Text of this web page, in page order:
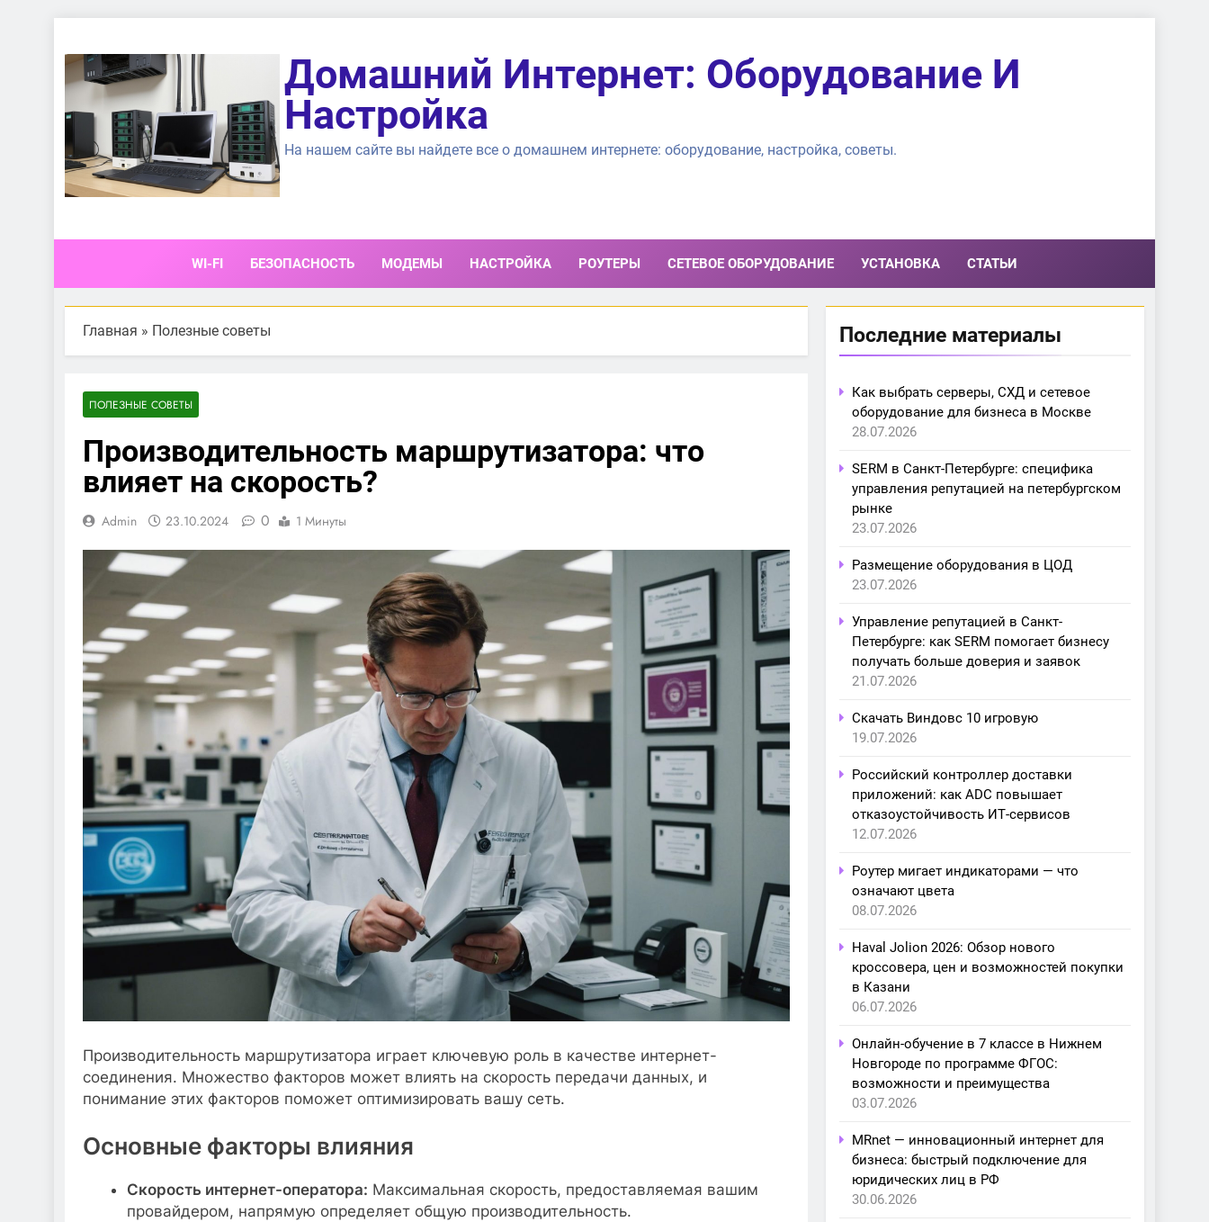
содержимому
Домашний Интернет: Оборудование И
Настройка
На нашем сайте вы найдете все о домашнем интернете: оборудование, настройка, советы.
WI-FI БЕЗОПАСНОСТЬ МОДЕМЫ НАСТРОЙКА РОУТЕРЫ СЕТЕВОЕ ОБОРУДОВАНИЕ УСТАНОВКА СТАТЬИ
Главная » Полезные советы
ПОЛЕЗНЫЕ СОВЕТЫ
Производительность маршрутизатора: что
влияет на скорость?
Admin 23.10.2024 0 1 Минуты
Производительность маршрутизатора играет ключевую роль в качестве интернет-
соединения. Множество факторов может влиять на скорость передачи данных, и
понимание этих факторов поможет оптимизировать вашу сеть.
Основные факторы влияния
Скорость интернет-оператора: Максимальная скорость, предоставляемая вашим
провайдером, напрямую определяет общую производительность.
Последние материалы
Как выбрать серверы, СХД и сетевое
оборудование для бизнеса в Москве
28.07.2026
SERM в Санкт-Петербурге: специфика
управления репутацией на петербургском
рынке
23.07.2026
Размещение оборудования в ЦОД
23.07.2026
Управление репутацией в Санкт-
Петербурге: как SERM помогает бизнесу
получать больше доверия и заявок
21.07.2026
Скачать Виндовс 10 игровую
19.07.2026
Российский контроллер доставки
приложений: как ADC повышает
отказоустойчивость ИТ-сервисов
12.07.2026
Роутер мигает индикаторами — что
означают цвета
08.07.2026
Haval Jolion 2026: Обзор нового
кроссовера, цен и возможностей покупки
в Казани
06.07.2026
Онлайн-обучение в 7 классе в Нижнем
Новгороде по программе ФГОС:
возможности и преимущества
03.07.2026
MRnet — инновационный интернет для
бизнеса: быстрый подключение для
юридических лиц в РФ
30.06.2026